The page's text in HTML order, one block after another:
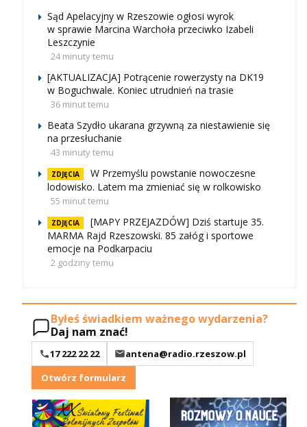
Sąd Apelacyjny w Rzeszowie ogłosi wyrok
w sprawie Marcina Warchoła przeciwko Izabeli
Leszczynie
24 minuty temu
[AKTUALIZACJA] Potrącenie rowerzysty na DK19
w Boguchwale. Koniec utrudnień na trasie
36 minut temu
Beata Szydło ukarana grzywną za niestawienie się
na przesłuchanie
43 minuty temu
ZDJĘCIA
W Przemyślu powstanie nowoczesne
lodowisko. Latem ma zmieniać się w rolkowisko
55 minut temu
ZDJĘCIA
[MAPY PRZEJAZDÓW] Dziś startuje 35.
MARMA Rajd Rzeszowski. 85 załóg i sportowe
emocje na Podkarpaciu
2 godziny temu
Byłeś świadkiem ważnego wydarzenia?
Daj nam znać!
17 222 22 22
antena@radio.rzeszow.pl
Otwórz formularz